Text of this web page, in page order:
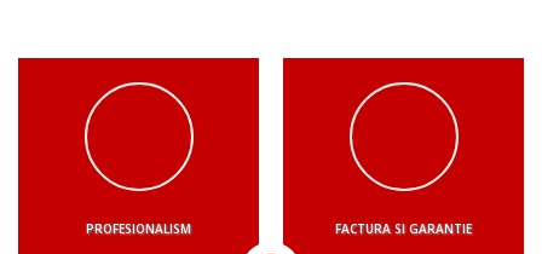
PROFESIONALISM FACTURA SI GARANTIE